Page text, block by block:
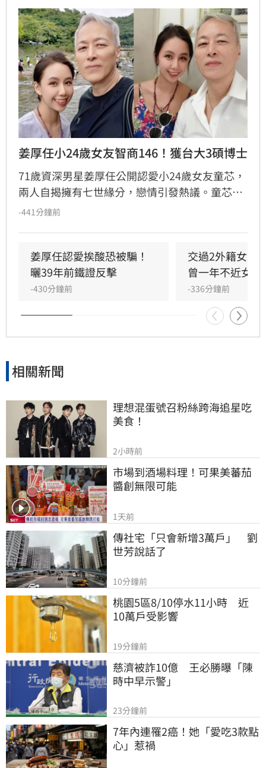
姜厚任小24歲女友智商146！獲台大3碩博士
71歲資深男星姜厚任公開認愛小24歲女友童芯，
兩人自揭擁有七世緣分，戀情引發熱議。童芯被
譽為全方位學霸，擁有146高智商，不僅取得台
助管理跨領域資源，讓童芯專注研發。童芯除學
術成就外，還具備特殊靈性體驗，曾在廟宇創下
連續擲出42個聖筊的奇蹟。兩人超越傳統男女情
愛，以理性思維與能力互補模式，共同經營科
技、文化與農業事業，展開跨越世紀的合作使
命。
-441分鐘前
姜厚任認愛挨酸恐被騙！
曬39年前鐵證反擊
-430分鐘前
交過2外籍女友
曾一年不近女色
-336分鐘前
相關新聞
理想混蛋號召粉絲跨海追星吃
美食！
2小時前
市場到酒場料理！可果美蕃茄
醬創無限可能
1天前
傳社宅「只會新增3萬戶」　劉
世芳說話了
10分鐘前
桃園5區8/10停水11小時　近
10萬戶受影響
19分鐘前
慈濟被詐10億　王必勝曝「陳
時中早示警」
23分鐘前
7年內連罹2癌！她「愛吃3款點
心」惹禍